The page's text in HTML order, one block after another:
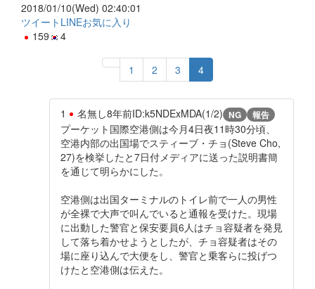
2018/01/10(Wed) 02:40:01
ツイート LINEお気に入り
159
4
1 2 3 4
1 名無し8年前ID:k5NDExMDA(1/2) NG 報告
プーケット国際空港側は今月4日夜11時30分頃、
空港内部の出国場でスティーブ・チョ(Steve Cho,
27)を検挙したと7日付メディアに送った説明書簡
を通じて明らかにした。
空港側は出国ターミナルのトイレ前で一人の男性
が全裸で大声で叫んでいると通報を受けた。現場
に出動した警官と保安要員6人はチョ容疑者を発見
して落ち着かせようとしたが、チョ容疑者はその
場に座り込んで大便をし、警官と乗客らに投げつ
けたと空港側は伝えた。